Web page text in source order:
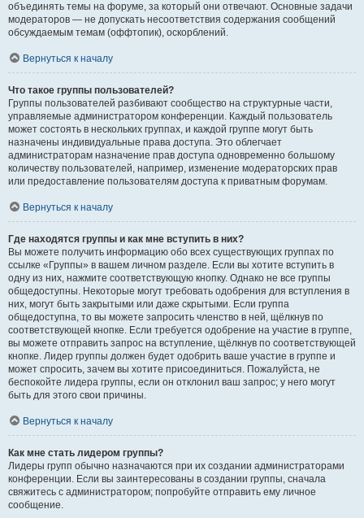
объединять темы на форуме, за который они отвечают. Основные задачи
модераторов — не допускать несоответствия содержания сообщений
обсуждаемым темам (оффтопик), оскорблений.
Вернуться к началу
Что такое группы пользователей?
Группы пользователей разбивают сообщество на структурные части,
управляемые администратором конференции. Каждый пользователь
может состоять в нескольких группах, и каждой группе могут быть
назначены индивидуальные права доступа. Это облегчает
администраторам назначение прав доступа одновременно большому
количеству пользователей, например, изменение модераторских прав
или предоставление пользователям доступа к приватным форумам.
Вернуться к началу
Где находятся группы и как мне вступить в них?
Вы можете получить информацию обо всех существующих группах по
ссылке «Группы» в вашем личном разделе. Если вы хотите вступить в
одну из них, нажмите соответствующую кнопку. Однако не все группы
общедоступны. Некоторые могут требовать одобрения для вступления в
них, могут быть закрытыми или даже скрытыми. Если группа
общедоступна, то вы можете запросить членство в ней, щёлкнув по
соответствующей кнопке. Если требуется одобрение на участие в группе,
вы можете отправить запрос на вступление, щёлкнув по соответствующей
кнопке. Лидер группы должен будет одобрить ваше участие в группе и
может спросить, зачем вы хотите присоединиться. Пожалуйста, не
беспокойте лидера группы, если он отклонил ваш запрос; у него могут
быть для этого свои причины.
Вернуться к началу
Как мне стать лидером группы?
Лидеры групп обычно назначаются при их создании администраторами
конференции. Если вы заинтересованы в создании группы, сначала
свяжитесь с администратором; попробуйте отправить ему личное
сообщение.